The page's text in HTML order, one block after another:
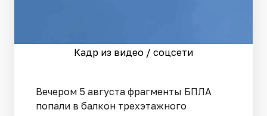
Кадр из видео / соцсети
Вечером 5 августа фрагменты БПЛА
попали в балкон трехэтажного